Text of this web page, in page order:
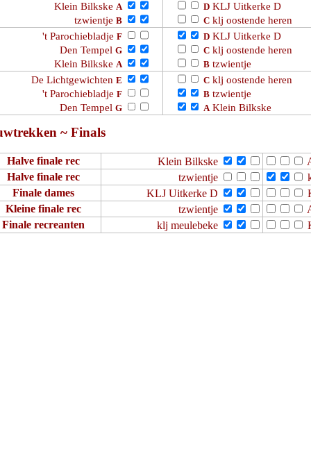
Klein Bilkske A
tzwientje B
D KLJ Uitkerke D
C klj oostende heren
't Parochiebladje F
Den Tempel G
Klein Bilkske A
D KLJ Uitkerke D
C klj oostende heren
B tzwientje
De Lichtgewichten E
't Parochiebladje F
Den Tempel G
C klj oostende heren
B tzwientje
A Klein Bilkske
~ Finals
Halve finale rec Klein Bilkske
Halve finale rec
tzwientje
Finale dames
KLJ Uitkerke D
Kleine finale rec
tzwientje
Finale recreanten
klj meulebeke